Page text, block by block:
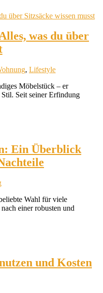
was du über
, Lifestyle
Möbelstück – er
Seit seiner Erfindung
Ein Überblick
Wahl für viele
einer robusten und
und Kosten